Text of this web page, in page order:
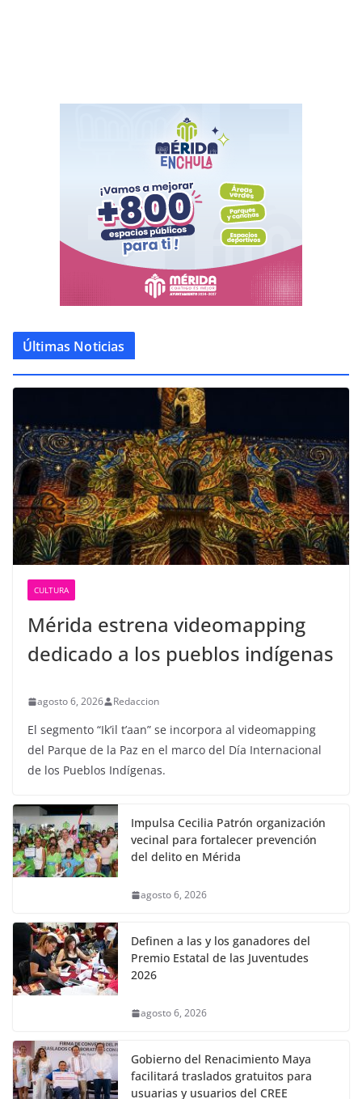
Últimas Noticias
CULTURA
Mérida estrena videomapping
dedicado a los pueblos indígenas
agosto 6, 2026 Redaccion
El segmento “Ik’il t’aan” se incorpora al videomapping
del Parque de la Paz en el marco del Día Internacional
de los Pueblos Indígenas.
Impulsa Cecilia Patrón organización
vecinal para fortalecer prevención
del delito en Mérida
agosto 6, 2026
Definen a las y los ganadores del
Premio Estatal de las Juventudes
2026
agosto 6, 2026
Gobierno del Renacimiento Maya
facilitará traslados gratuitos para
usuarias y usuarios del CREE